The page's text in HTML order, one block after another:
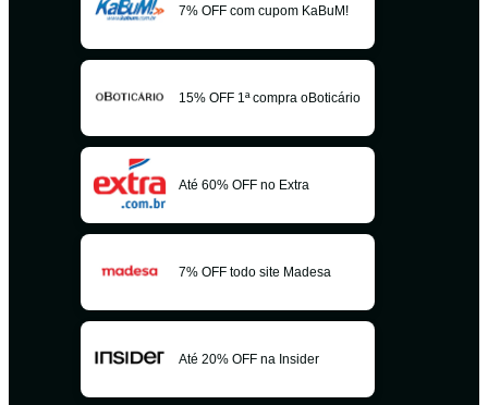
7% OFF com cupom KaBuM!
15% OFF 1ª compra oBoticário
Até 60% OFF no Extra
7% OFF todo site Madesa
Até 20% OFF na Insider